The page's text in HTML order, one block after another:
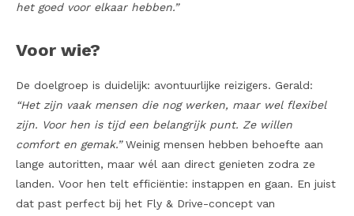
het goed voor elkaar hebben.”
Voor wie?
De doelgroep is duidelijk: avontuurlijke reizigers. Gerald:
“Het zijn vaak mensen die nog werken, maar wel flexibel
zijn. Voor hen is tijd een belangrijk punt. Ze willen
comfort en gemak.”Weinig mensen hebben behoefte aan
lange autoritten, maar wél aan direct genieten zodra ze
landen. Voor hen telt efficiëntie: instappen en gaan. En juist
dat past perfect bij het Fly & Drive-concept van